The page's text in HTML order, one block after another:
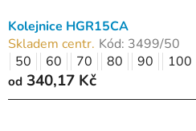
ů
Kolejnice HGR15CA
Skladem centr. Kód: 3499/50
50
60 70 80 90 100
od 340,17 Kč